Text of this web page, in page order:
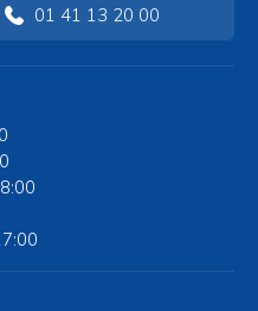
01 41 13 20 00